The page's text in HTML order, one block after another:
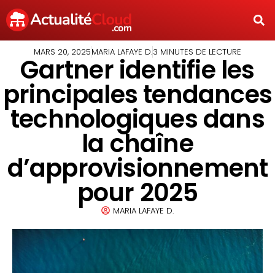
MARS 20, 2025MARIA LAFAYE D.3 MINUTES DE LECTURE
Gartner identifie les
principales tendances
technologiques dans
la chaîne
d’approvisionnement
pour 2025
MARIA LAFAYE D.